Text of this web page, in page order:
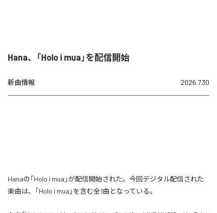
Hana、「Holo i mua」を配信開始
新曲情報 2026.7.30
Hanaの「Holo i mua」が配信開始された。今回デジタル配信された
楽曲は、「Holo i mua」を含む全1曲となっている。